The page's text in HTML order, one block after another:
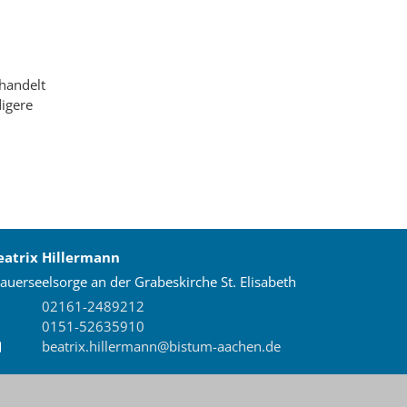
Hillermann
an der Grabeskirche St. Elisabeth
02161-2489212
0151-52635910
beatrix.hillermann@bistum-aachen.de